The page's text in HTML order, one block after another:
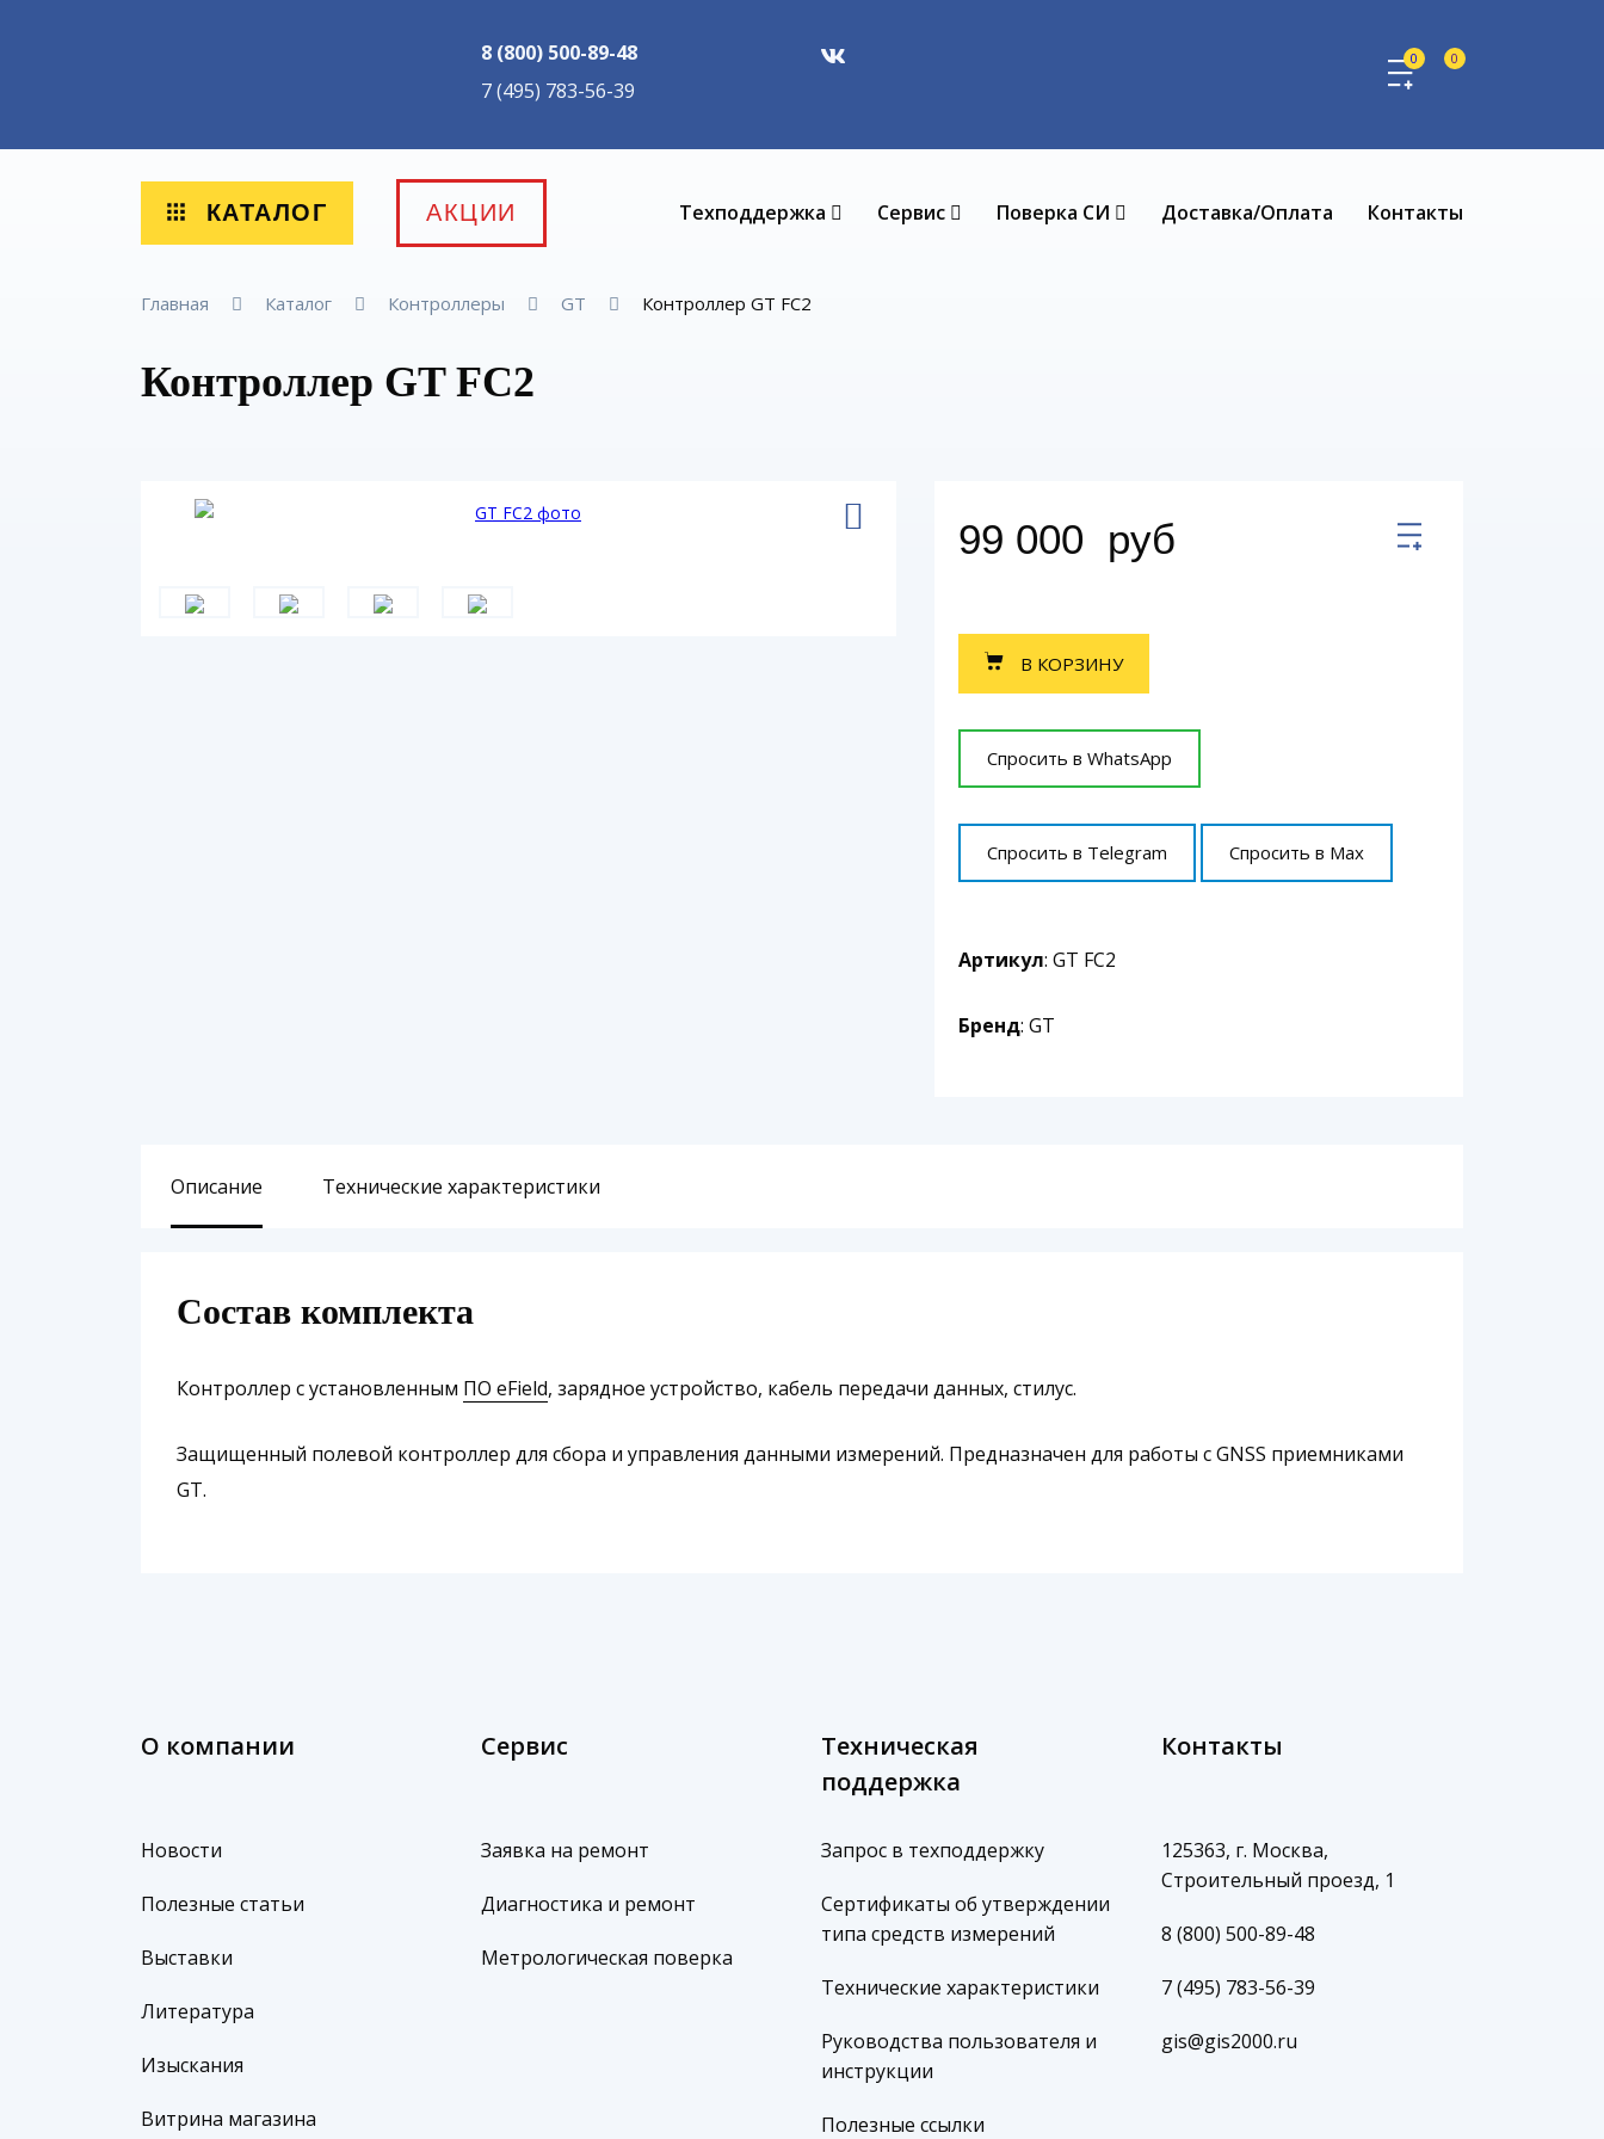
8 (800) 500-89-48
7 (495) 783-56-39
0 0
КАТАЛОГ АКЦИИ Техподдержка Сервис Поверка СИ Доставка/Оплата Контакты
Главная Каталог Контроллеры GT Контроллер GT FC2
Контроллер GT FC2
99 000 руб
В КОРЗИНУ
Спросить в WhatsApp
Спросить в Telegram Спросить в Max
Артикул: GT FC2
Бренд: GT
Описание Технические характеристики
Состав комплекта
Контроллер с установленным ПО eField, зарядное устройство, кабель передачи данных, стилус.
Защищенный полевой контроллер для сбора и управления данными измерений. Предназначен для работы с GNSS приемниками
GT.
О компании
Новости
Полезные статьи
Выставки
Литература
Изыскания
Витрина магазина
Сервис
Заявка на ремонт
Диагностика и ремонт
Метрологическая поверка
Техническая
поддержка
Запрос в техподдержку
Сертификаты об утверждении
типа средств измерений
Технические характеристики
Руководства пользователя и
инструкции
Полезные ссылки
Контакты
125363, г. Москва,
Строительный проезд, 1
8 (800) 500-89-48
7 (495) 783-56-39
gis@gis2000.ru